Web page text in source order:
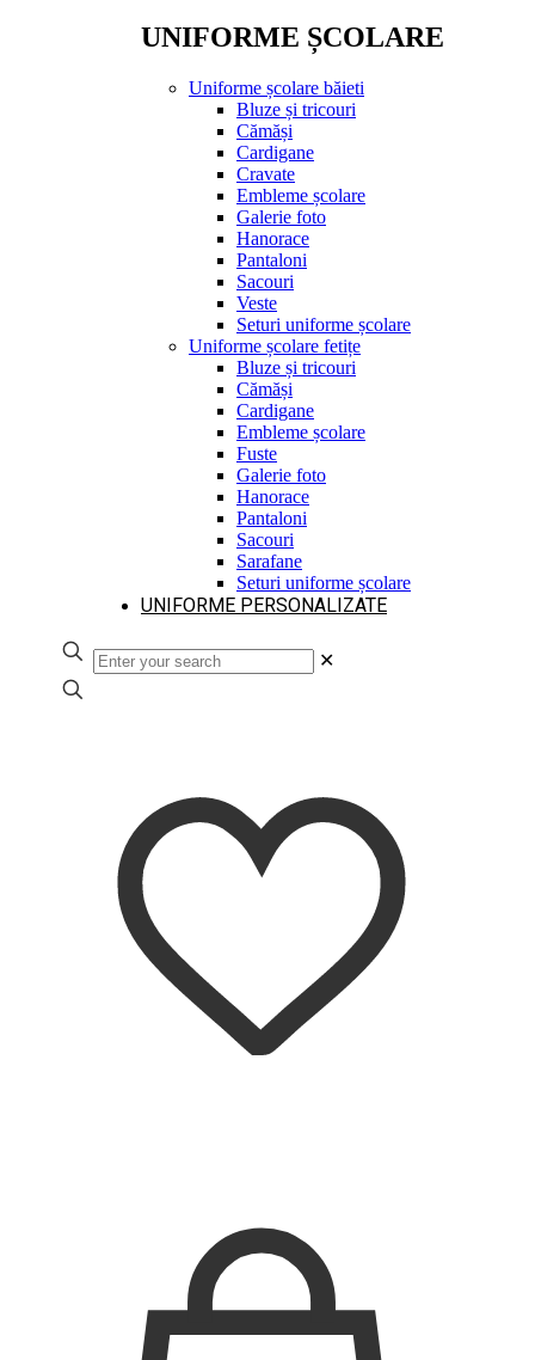
UNIFORME ȘCOLARE
Uniforme școlare băieti
Bluze și tricouri
Cămăși
Cardigane
Cravate
Embleme școlare
Galerie foto
Hanorace
Pantaloni
Sacouri
Veste
Seturi uniforme școlare
Uniforme școlare fetițe
Bluze și tricouri
Cămăși
Cardigane
Embleme școlare
Fuste
Galerie foto
Hanorace
Pantaloni
Sacouri
Sarafane
Seturi uniforme școlare
UNIFORME PERSONALIZATE
✕